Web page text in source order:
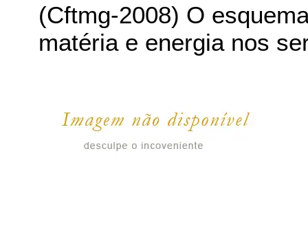
(Cftmg-2008) O
matéria e energia nos